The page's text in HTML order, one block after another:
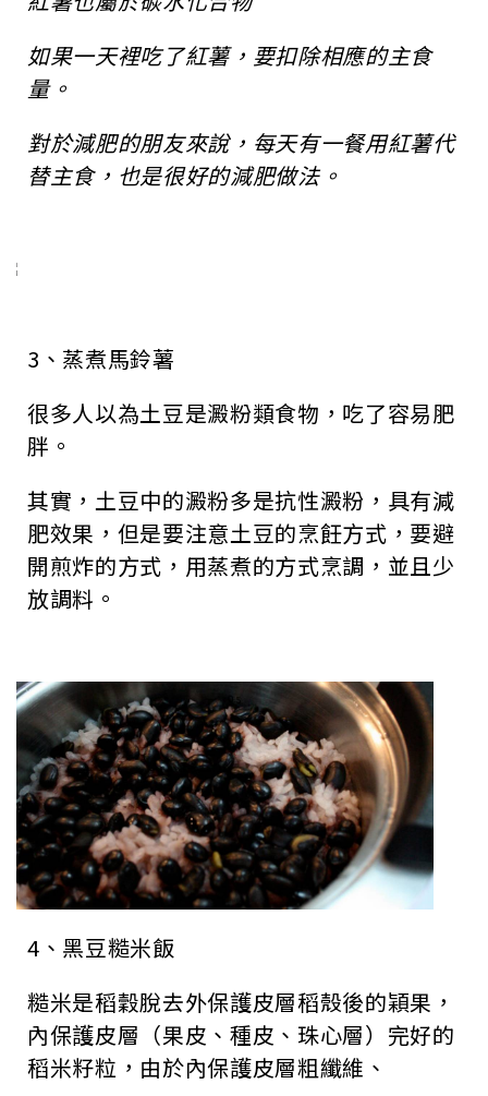
如果一天裡吃了紅薯，要扣除相應的主食
量。
對於減肥的朋友來說，每天有一餐用紅薯代
替主食，也是很好的減肥做法。
3、蒸煮馬鈴薯
很多人以為土豆是澱粉類食物，吃了容易肥
胖。
其實，土豆中的澱粉多是抗性澱粉，具有減
肥效果，但是要注意土豆的烹飪方式，要避
開煎炸的方式，用蒸煮的方式烹調，並且少
放調料。
4、黑豆糙米飯
糙米是稻穀脫去外保護皮層稻殼後的穎果，
內保護皮層（果皮、種皮、珠心層）完好的
稻米籽粒，由於內保護皮層粗纖維、